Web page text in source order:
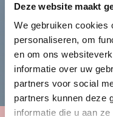
Deze website maakt
We gebruiken cookies
personaliseren, om
en om ons
informatie over uw
partners voor social
partners kunnen deze
informatie die u aan
Heren
Bekijk de